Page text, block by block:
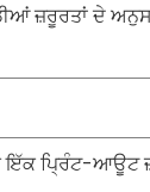
ਜ਼ਰੂਰਤਾਂ ਦੇ
ਇੱਕ ਪ੍ਰਿੰਟ-